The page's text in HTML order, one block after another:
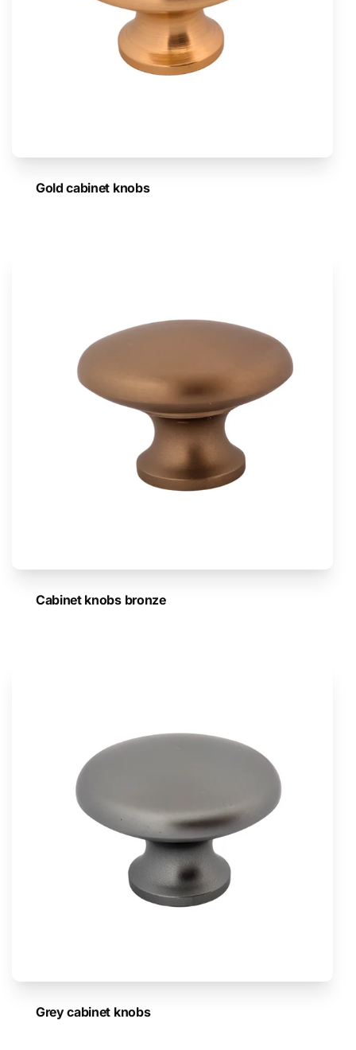
Gold cabinet knobs
Cabinet knobs bronze
Grey cabinet knobs